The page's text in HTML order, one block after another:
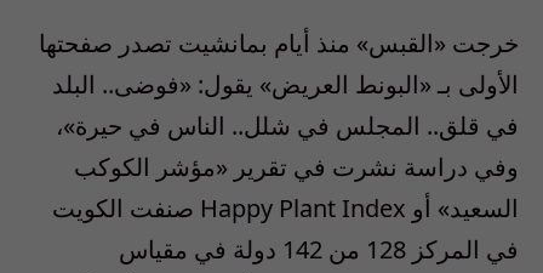
خرجت «القبس» منذ أيام بمانشيت تصدر صفحتها
الأولى بـ «البونط العريض» يقول: «فوضى.. البلد
في قلق.. المجلس في شلل.. الناس في حيرة»،
وفي دراسة نشرت في تقرير «مؤشر الكوكب
السعيد» أو Happy Plant Index صنفت الكويت
في المركز 128 من 142 دولة في مقياس